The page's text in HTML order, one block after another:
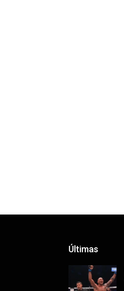
Últimas